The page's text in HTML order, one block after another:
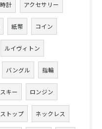
計 アクセサリー
紙幣 コイン
ルイヴィトン
バングル 指輪
キー ロンジン
トップ ネックレス